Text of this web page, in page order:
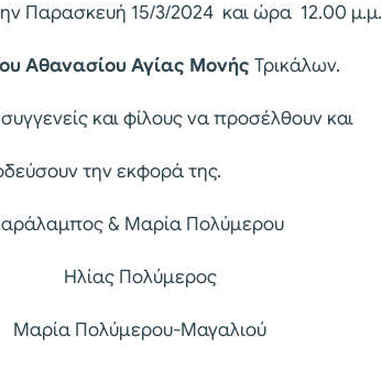
Παρασκευή 15/3/2024 και ώρα 12.00 μ.μ.
Αθανασίου Αγίας Μονής Τρικάλων.
και φίλους να προσέλθουν και
την εκφορά της.
& Μαρία Πολύμερου
Πολύμερος
Πολύμερου-Μαγαλιού